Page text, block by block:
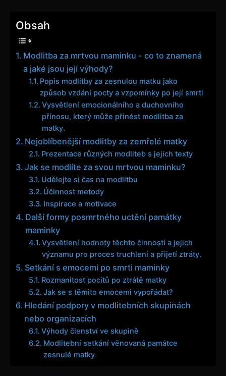
Obsah
Modlitba za mrtvou maminku - co to znamená
a jaké jsou její výhody?
Popis modlitby za zesnulou matku jako
způsob vzdání pocty a vzpomínky po její smrti
Vysvětlení emocionálního a duchovního
přínosu, který může přinést modlitba za
matky.
Nejoblíbenější modlitby za zemřelé matky
Prezentace různých modliteb s jejich texty
Jak se modlíte za svou mrtvou maminku?
Udělejte si čas na modlitbu
Účinnost metody
Inspirace a motivace
Další formy posmrtného uctění památky
maminky
Vysvětlení hodnoty těchto činností a jejich
významu pro proces truchlení a přijetí ztráty.
Setkání s emocemi po smrti maminky
Rozmanitost pocitů po ztrátě matky
Jak se s těmito emocemi vypořádat?
Hledání podpory v modlitebních skupinách
nebo organizacích
Výhody členství ve skupině
Modlitební setkání věnovaná památce
zesnulé matky